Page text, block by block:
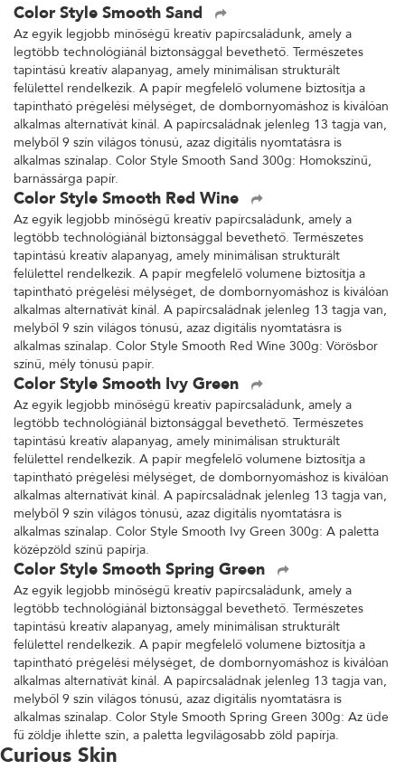
Color Style Smooth Sand
Az egyik legjobb minőségű kreatív papírcsaládunk, amely a
legtöbb technológiánál biztonsággal bevethető. Természetes
tapintású kreatív alapanyag, amely minimálisan strukturált
felülettel rendelkezik. A papír megfelelő volumene biztosítja a
tapintható prégelési mélységet, de dombornyomáshoz is kiválóan
alkalmas alternatívát kínál. A papírcsaládnak jelenleg 13 tagja van,
melyből 9 szín világos tónusú, azaz digitális nyomtatásra is
alkalmas színalap. Color Style Smooth Sand 300g: Homokszínű,
barnássárga papír.
Color Style Smooth Red Wine
Az egyik legjobb minőségű kreatív papírcsaládunk, amely a
legtöbb technológiánál biztonsággal bevethető. Természetes
tapintású kreatív alapanyag, amely minimálisan strukturált
felülettel rendelkezik. A papír megfelelő volumene biztosítja a
tapintható prégelési mélységet, de dombornyomáshoz is kiválóan
alkalmas alternatívát kínál. A papírcsaládnak jelenleg 13 tagja van,
melyből 9 szín világos tónusú, azaz digitális nyomtatásra is
alkalmas színalap. Color Style Smooth Red Wine 300g: Vörösbor
színű, mély tónusú papír.
Color Style Smooth Ivy Green
Az egyik legjobb minőségű kreatív papírcsaládunk, amely a
legtöbb technológiánál biztonsággal bevethető. Természetes
tapintású kreatív alapanyag, amely minimálisan strukturált
felülettel rendelkezik. A papír megfelelő volumene biztosítja a
tapintható prégelési mélységet, de dombornyomáshoz is kiválóan
alkalmas alternatívát kínál. A papírcsaládnak jelenleg 13 tagja van,
melyből 9 szín világos tónusú, azaz digitális nyomtatásra is
alkalmas színalap. Color Style Smooth Ivy Green 300g: A paletta
középzöld színű papírja.
Color Style Smooth Spring Green
Az egyik legjobb minőségű kreatív papírcsaládunk, amely a
legtöbb technológiánál biztonsággal bevethető. Természetes
tapintású kreatív alapanyag, amely minimálisan strukturált
felülettel rendelkezik. A papír megfelelő volumene biztosítja a
tapintható prégelési mélységet, de dombornyomáshoz is kiválóan
alkalmas alternatívát kínál. A papírcsaládnak jelenleg 13 tagja van,
melyből 9 szín világos tónusú, azaz digitális nyomtatásra is
alkalmas színalap. Color Style Smooth Spring Green 300g: Az üde
fű zöldje ihlette szín, a paletta legvilágosabb zöld papírja.
Curious Skin